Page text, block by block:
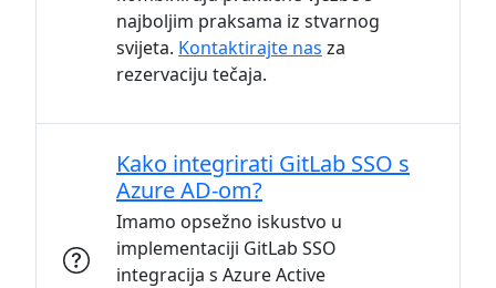
najboljim praksama iz stvarnog
svijeta. Kontaktirajte nas za
rezervaciju tečaja.
Kako integrirati GitLab SSO s
Azure AD-om?
Imamo opsežno iskustvo u
implementaciji GitLab SSO
integracija s Azure Active